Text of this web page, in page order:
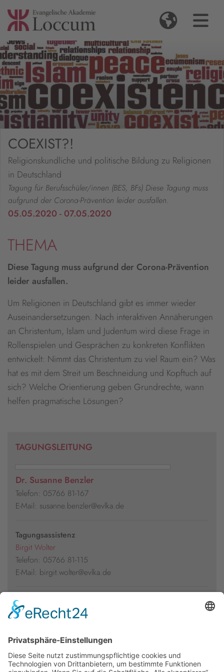
COEXIST?!
Religionskundliche und politische Bildung zu Religionen
in Deutschland
Tagung für Berufsschüler/innen (BES, BFs) Diese Tagung muss
aufgrund der Corona-Prävention leider ausfallen.
05.05.2020 - 07.05.2020
THEMA
Diese Tagung muss aufgrund der Corona-Prävention
leider ausfallen.
Um Religionen in Deutschland gibt es immer wieder
Auseinandersetzungen. Nach interaktiven Annäherungen
an Christentum, Islam und Judentum wird diese Frage in
Rollenspielen und Gesprächen zu konkreten Konflikten
entwickelt: Nimmt das Christentum zu viel Raum ein? Was
hat es mit dem Streit um Beschneidung und Kopftuch auf
sich? Welche Orientierung geben Grundrechte, wann
helfen pragmatische Lösungen?
TAGUNGSLEITUNG
Dr. Susanne Benzler
Telefon: 05766 81-167
E-Mail: susanne.benzler@evlka.de
Tagungsassistenz
Birgit Wolter
Telefon: 05766 81-115
E-Mail: birgit.wolter@evlka.de
Presseakkreditierung
Florian Kühl
E-Mail: florian.kuehl@evlka.de